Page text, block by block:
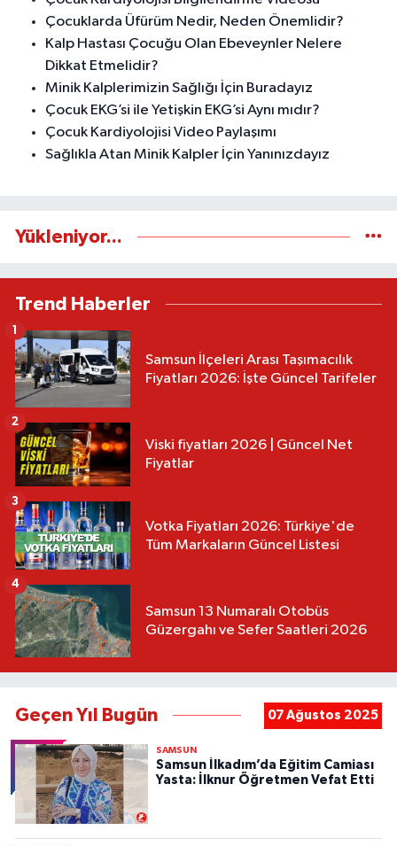
Çocuklarda Üfürüm Nedir, Neden Önemlidir?
Kalp Hastası Çocuğu Olan Ebeveynler Nelere
Dikkat Etmelidir?
Minik Kalplerimizin Sağlığı İçin Buradayız
Çocuk EKG’si ile Yetişkin EKG’si Aynı mıdır?
Çocuk Kardiyolojisi Video Paylaşımı
Sağlıkla Atan Minik Kalpler İçin Yanınızdayız
Yükleniyor...
Trend Haberler
Samsun İlçeleri Arası Taşımacılık
Fiyatları 2026: İşte Güncel Tarifeler
1
Viski fiyatları 2026 | Güncel Net
Fiyatlar
2
Votka Fiyatları 2026: Türkiye'de
Tüm Markaların Güncel Listesi
3
Samsun 13 Numaralı Otobüs
Güzergahı ve Sefer Saatleri 2026
4
Geçen Yıl Bugün 07 Ağustos 2025
SAMSUN
Samsun İlkadım’da Eğitim Camiası
Yasta: İlknur Öğretmen Vefat Etti